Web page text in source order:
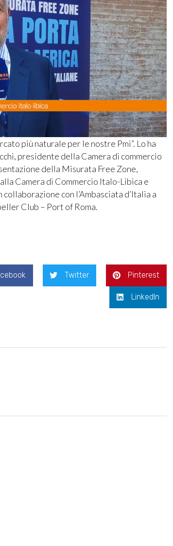
più naturale per le nostre Pmi”. Lo ha
presidente della Camera di commercio
della Misurata Free Zone,
Camera di Commercio Italo-Libica e
con l’Ambasciata d’Italia a
Club – Port of Roma.
Twitter Pinterest
LinkedIn